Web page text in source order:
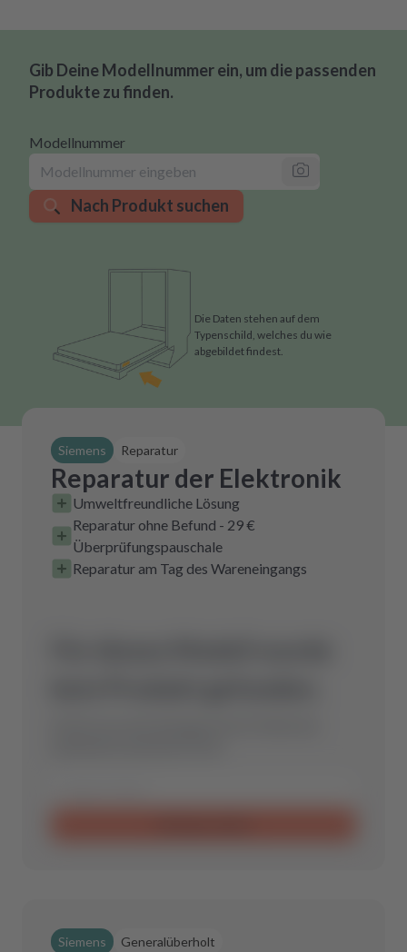
Gib Deine Modellnummer ein, um die passenden
Produkte zu finden.
Modellnummer
Nach Produkt suchen
Die Daten stehen auf dem
Typenschild, welches du wie
abgebildet findest.
Siemens Reparatur
Reparatur der Elektronik
Umweltfreundliche Lösung
Reparatur ohne Befund - 29 €
Überprüfungspauschale
Reparatur am Tag des Wareneingangs
Siemens Generalüberholt